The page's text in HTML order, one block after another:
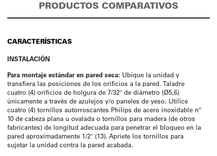
PRODUCTOS COMPARATIVOS
CARACTERÍSTICAS
INSTALACIÓN
Para montaje estándar en pared seca: Ubique la unidad y
transfiera las posiciones de los orificios a la pared. Taladre
cuatro (4) orificios de holgura de 7/32″ de diámetro (Ø5,6)
únicamente a través de azulejos y/o paneles de yeso. Utilice
cuatro (4) tornillos autorroscantes Philips de acero inoxidable nº
10 de cabeza plana u ovalada o tornillos para madera (de otros
fabricantes) de longitud adecuada para penetrar el bloqueo en la
pared aproximadamente 1/2″ (13). Apriete los tornillos para
sujetar la unidad contra la pared acabada.